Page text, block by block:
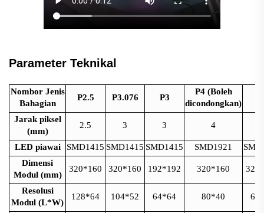
Parameter Teknikal
Nombor Jenis
Bahagian
P2.5 P3.076 P3
P4 (Boleh
dicondongkan)
Jarak piksel
(mm)
2.5 3 3 4
LED piawai SMD1415 SMD1415 SMD1415 SMD1921
Dimensi
Modul (mm)
320*160 320*160 192*192 320*160
Resolusi
Modul (L*W)
128*64 104*52 64*64 80*40